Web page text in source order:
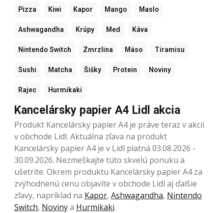
Pizza Kiwi Kapor Mango Maslo
Ashwagandha Krúpy Med Káva
Nintendo Switch Zmrzlina Mäso Tiramisu
Sushi Matcha Šišky Protein Noviny
Rajec Hurmikaki
Kancelársky papier A4 Lidl akcia
Produkt Kancelársky papier A4 je práve teraz v akcii
v obchode Lidl. Aktuálna zľava na produkt
Kancelársky papier A4 je v Lidl platná 03.08.2026 -
30.09.2026. Nezmeškajte túto skvelú ponuku a
ušetrite. Okrem produktu Kancelársky papier A4 za
zvýhodnenú cenu objavíte v obchode Lidl aj ďalšie
zľavy, napríklad na Kapor, Ashwagandha, Nintendo
Switch, Novinya Hurmikaki.